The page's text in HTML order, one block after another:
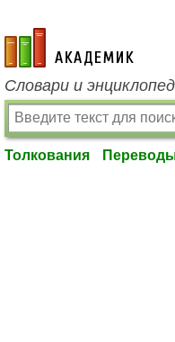
academic.ru
Словари и
Толкования